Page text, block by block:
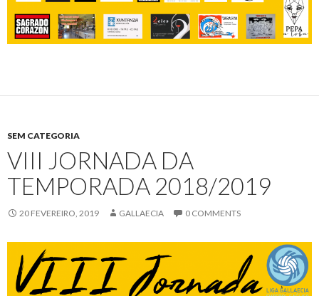
SEM CATEGORIA
VIII JORNADA DA
TEMPORADA 2018/2019
20 FEVEREIRO, 2019 GALLAECIA 0 COMMENTS